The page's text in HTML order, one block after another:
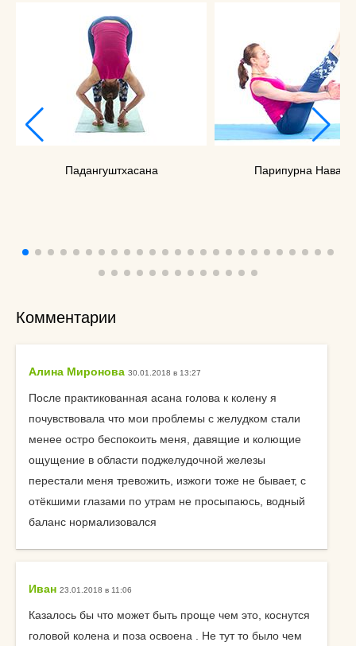
Падангуштхасана Парипурна
Комментарии
Алина Миронова 30.01.2018 в 13:27
После практикованная асана голова к колену я
почувствовала что мои проблемы с желудком стали
менее остро беспокоить меня, давящие и колющие
ощущение в области поджелудочной железы
перестали меня тревожить, изжоги тоже не бывает, с
отёкшими глазами по утрам не просыпаюсь, водный
баланс нормализовался
Иван 23.01.2018 в 11:06
Казалось бы что может быть проще чем это, коснутся
головой колена и поза освоена . Не тут то было чем